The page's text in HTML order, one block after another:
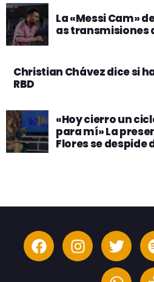
La «Messi Cam»
as transmisiones
Christian Chávez dice si
RBD
«Hoy cierro un
para mí» La
Flores se despide